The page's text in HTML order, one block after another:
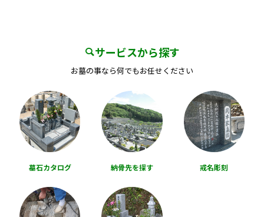
サービスから探す
お墓の事なら何でもお任せください
墓石カタログ 納骨先を探す 戒名彫刻